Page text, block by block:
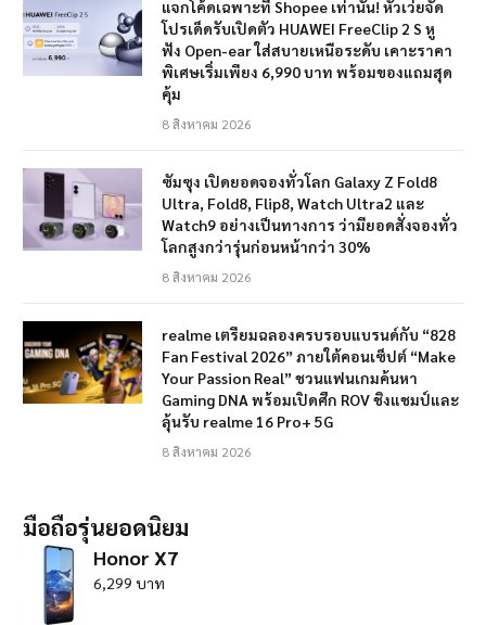
แจกโค้ดเฉพาะที่ Shopee เท่านั้น! หัวเว่ยจัด
โปรเด็ดรับเปิดตัว HUAWEI FreeClip 2 S หู
ฟัง Open-ear ใส่สบายเหนือระดับ เคาะราคา
พิเศษเริ่มเพียง 6,990 บาท พร้อมของแถมสุด
คุ้ม
8 สิงหาคม 2026
ซัมซุง เปิดยอดจองทั่วโลก Galaxy Z Fold8
Ultra, Fold8, Flip8, Watch Ultra2 และ
Watch9 อย่างเป็นทางการ ว่ามียอดสั่งจองทั่ว
โลกสูงกว่ารุ่นก่อนหน้ากว่า 30%
8 สิงหาคม 2026
realme เตรียมฉลองครบรอบแบรนด์กับ “828
Fan Festival 2026” ภายใต้คอนเซ็ปต์ “Make
Your Passion Real” ชวนแฟนเกมค้นหา
Gaming DNA พร้อมเปิดศึก ROV ชิงแชมป์และ
ลุ้นรับ realme 16 Pro+ 5G
8 สิงหาคม 2026
มือถือรุ่นยอดนิยม
Honor X7
6,299 บาท